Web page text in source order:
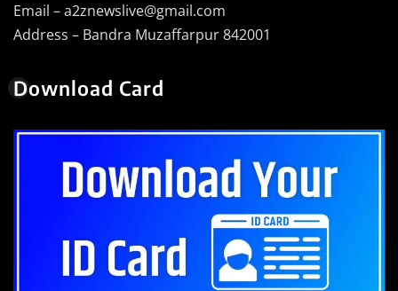
Email – a2znewslive@gmail.com
Address – Bandra Muzaffarpur 842001
Download Card